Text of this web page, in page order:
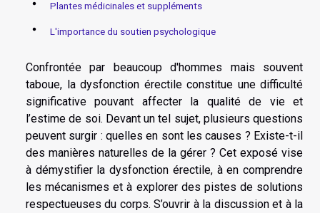
Plantes médicinales et suppléments
L'importance du soutien psychologique
Confrontée par beaucoup d'hommes mais souvent
taboue, la dysfonction érectile constitue une difficulté
significative pouvant affecter la qualité de vie et
l’estime de soi. Devant un tel sujet, plusieurs questions
peuvent surgir : quelles en sont les causes ? Existe-t-il
des manières naturelles de la gérer ? Cet exposé vise
à démystifier la dysfonction érectile, à en comprendre
les mécanismes et à explorer des pistes de solutions
respectueuses du corps. S’ouvrir à la discussion et à la